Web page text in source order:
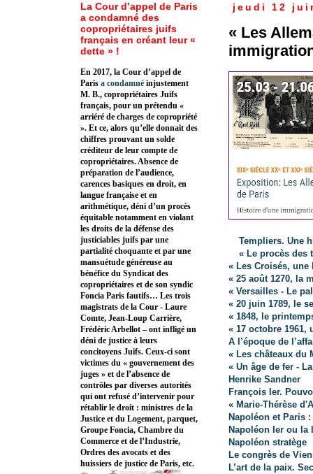
jeudi 12
« Les
Templiers. Une
« Le procès des
« Les Croisés, une
« 25 août 1270, la
« Versailles - Le
« 20 juin 1789, le
« 1848, le
« 17 octobre 1961,
A l’époque de
« Les châteaux du
« Un âge de fer -
Henrike Sandner
François Ier.
« Marie-Thérèse
Napoléon et Paris
Napoléon Ier ou la
Napoléon stratège
Le congrès de
L’art de la paix.
La Cour d’appel de Paris
a condamné des
copropriétaires juifs
français en créant leur «
dette » !
En 2017, la Cour d’appel de
Paris a condamné injustement
M. B., copropriétaires Juifs
français, pour un prétendu «
arriéré de charges de copropriété
». Et ce, alors qu’elle donnait des
chiffres prouvant un solde
créditeur de leur compte de
copropriétaires. Absence de
préparation de l’audience,
carences basiques en droit, en
langue française et en
arithmétique, déni d’un procès
équitable notamment en violant
les droits de la défense des
justiciables juifs par une
partialité choquante et par une
mansuétude généreuse au
bénéfice du Syndicat des
copropriétaires et de son syndic
Foncia Paris fautifs… Les trois
magistrats de la Cour - Laure
Comte, Jean-Loup Carrière,
Frédéric Arbellot – ont infligé un
déni de justice à leurs
concitoyens Juifs. Ceux-ci sont
victimes du « gouvernement des
juges » et de l’absence de
contrôles par diverses autorités
qui ont refusé d’intervenir pour
rétablir le droit : ministres de la
Justice et du Logement, parquet,
Groupe Foncia, Chambre du
Commerce et de l’Industrie,
Ordres des avocats et des
huissiers de justice de Paris, etc.